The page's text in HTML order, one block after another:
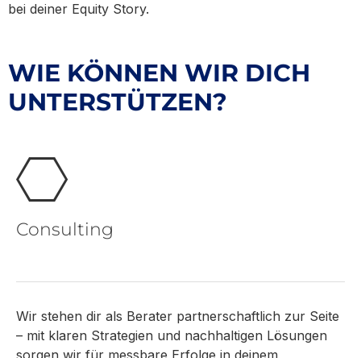
bei deiner Equity Story.
WIE KÖNNEN WIR DICH
UNTERSTÜTZEN?
Consulting
Wir stehen dir als Berater partnerschaftlich zur Seite
– mit klaren Strategien und nachhaltigen Lösungen
sorgen wir für messbare Erfolge in deinem